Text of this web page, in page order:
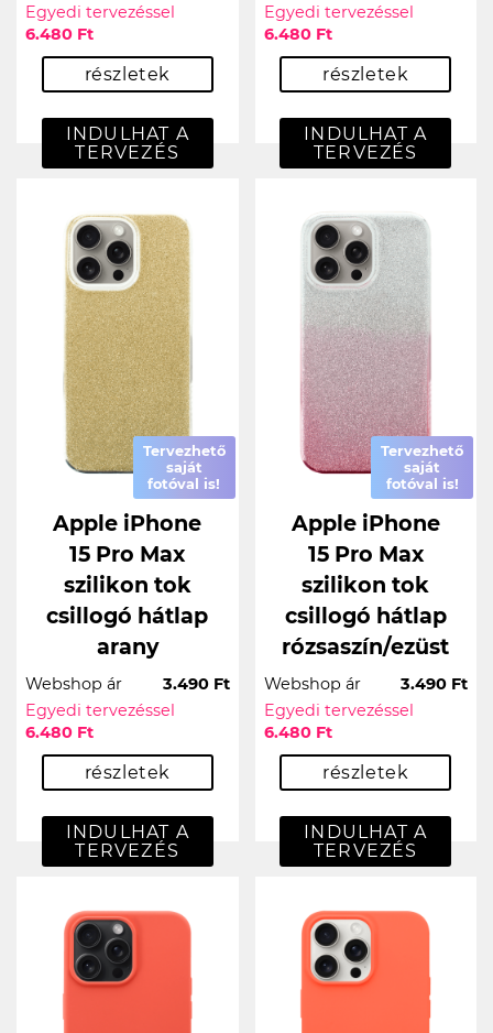
Egyedi tervezéssel
6.480 Ft
részletek
INDULHAT A
TERVEZÉS
Egyedi tervezéssel
6.480 Ft
részletek
INDULHAT A
TERVEZÉS
Tervezhető
saját
fotóval is!
Apple iPhone
15 Pro Max
szilikon tok
csillogó hátlap
arany
Webshop ár
3.490 Ft
Egyedi tervezéssel
6.480 Ft
részletek
INDULHAT A
TERVEZÉS
Tervezhető
saját
fotóval is!
Apple iPhone
15 Pro Max
szilikon tok
csillogó hátlap
rózsaszín/ezüst
Webshop ár
3.490 Ft
Egyedi tervezéssel
6.480 Ft
részletek
INDULHAT A
TERVEZÉS